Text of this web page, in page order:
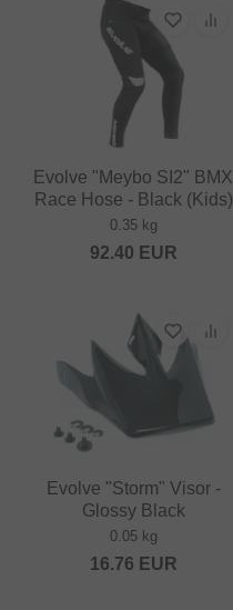
Evolve "Meybo SI2" BMX
Race Hose - Black (Kids)
0.35 kg
92.40 EUR
Evolve "Storm" Visor -
Glossy Black
0.05 kg
16.76 EUR